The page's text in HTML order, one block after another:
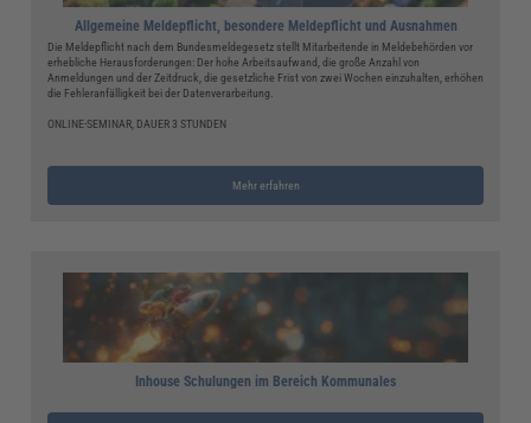
Allgemeine Meldepflicht, besondere Meldepflicht und Ausnahmen
Die Meldepflicht nach dem Bundesmeldegesetz stellt Mitarbeitende in Meldebehörden vor
erhebliche Herausforderungen: Der hohe Arbeitsaufwand, die große Anzahl von
Anmeldungen und der Zeitdruck, die gesetzliche Frist von zwei Wochen einzuhalten, erhöhen
die Fehleranfälligkeit bei der Datenverarbeitung.
ONLINE-SEMINAR, DAUER 3 STUNDEN
Mehr erfahren
Inhouse Schulungen im Bereich Kommunales